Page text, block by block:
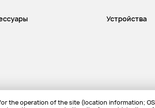
Устройства
the operation of the site (location information;